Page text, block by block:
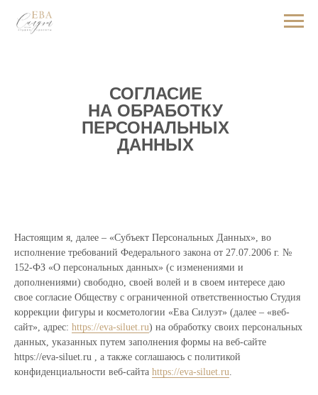
СОГЛАСИЕ
НА ОБРАБОТКУ
ПЕРСОНАЛЬНЫХ
ДАННЫХ
Настоящим я, далее – «Субъект Персональных Данных», во
исполнение требований Федерального закона от 27.07.2006 г. №
152-ФЗ «О персональных данных» (с изменениями и
дополнениями) свободно, своей волей и в своем интересе даю
свое согласие Обществу с ограниченной ответственностью Студия
коррекции фигуры и косметологии «Ева Силуэт» (далее – «веб-
сайт», адрес: https://eva-siluet.ru) на обработку своих персональных
данных, указанных путем заполнения формы на веб-сайте
https://eva-siluet.ru , а также соглашаюсь с политикой
конфиденциальности веб-сайта https://eva-siluet.ru.